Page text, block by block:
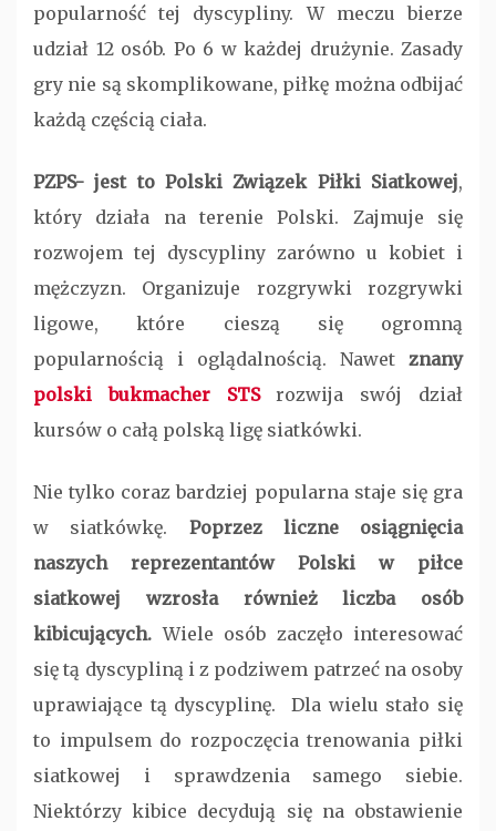
popularność tej dyscypliny. W meczu bierze
udział 12 osób. Po 6 w każdej drużynie. Zasady
gry nie są skomplikowane, piłkę można odbijać
każdą częścią ciała.
PZPS- jest to Polski Związek Piłki Siatkowej,
który działa na terenie Polski. Zajmuje się
rozwojem tej dyscypliny zarówno u kobiet i
mężczyzn. Organizuje rozgrywki rozgrywki
ligowe, które cieszą się ogromną
popularnością i oglądalnością. Nawet znany
polski bukmacher STSrozwija swój dział
kursów o całą polską ligę siatkówki.
Nie tylko coraz bardziej popularna staje się gra
w siatkówkę. Poprzez liczne osiągnięcia
naszych reprezentantów Polski w piłce
siatkowej wzrosła również liczba osób
kibicujących. Wiele osób zaczęło interesować
się tą dyscypliną i z podziwem patrzeć na osoby
uprawiające tą dyscyplinę. Dla wielu stało się
to impulsem do rozpoczęcia trenowania piłki
siatkowej i sprawdzenia samego siebie.
Niektórzy kibice decydują się na obstawienie